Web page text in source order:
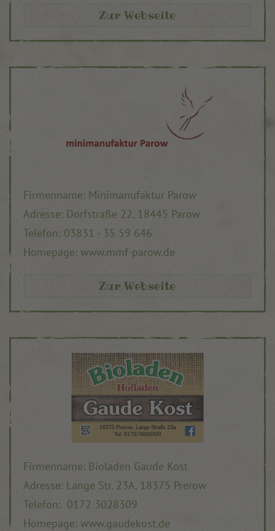
Zur Webseite
Firmenname: Minimanufaktur Parow
Adresse: Dorfstraße 22, 18445 Parow
Telefon: 03831 - 35 59 646
Homepage: www.mmf-parow.de
Zur Webseite
Firmenname: Bioladen Gaude Kost
Adresse: Lange Str. 23A, 18375 Prerow
Telefon: 0172 3028309
Homepage: www.gaudekost.de